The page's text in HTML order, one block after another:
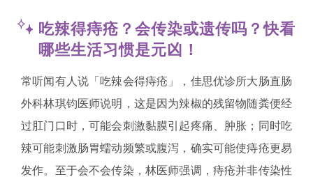
吃辣得痔疮？会传染或遗传吗？快看
哪些生活习惯是元凶！
常听闻有人说「吃辣会得痔疮」，佳思优诊所大肠直肠
外科林琪钧医师说明，这是因为辣椒的残留物随粪便经
过肛门口时，可能会刺激黏膜引起疼痛、肿胀；同时吃
辣可能刺激肠胃蠕动频繁或腹泻，确实可能使痔疮更易
发作。至于会不会传染，林医师强调，痔疮并非传染性